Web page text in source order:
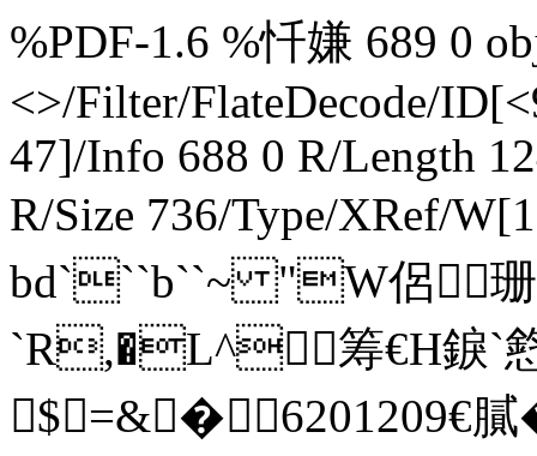
%PDF-1.6 %忏嫌 689 0
<>/Filter/FlateDecode/
47]/Info 688 0 R/Length
R/Size 736/Type/XRef/
bd```b``~ "W侶珊
`R,�L^筹€H錑`憌
$=&�6201209€膩